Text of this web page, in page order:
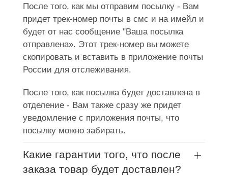
После того, как мы отправим посылку - Вам
придет трек-номер почты в смс и на имейл и
будет от нас сообщение "Ваша посылка
отправлена». Этот трек-номер вы можете
скопировать и вставить в приложение почты
России для отслеживания.
После того, как посылка будет доставлена в
отделение - Вам также сразу же придет
уведомление с приложения почты, что
посылку можно забирать.
Какие гарантии того, что после
заказа товар будет доставлен?